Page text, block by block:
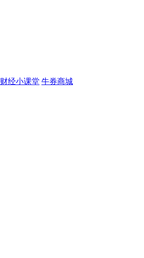
财经小课堂 牛券商城